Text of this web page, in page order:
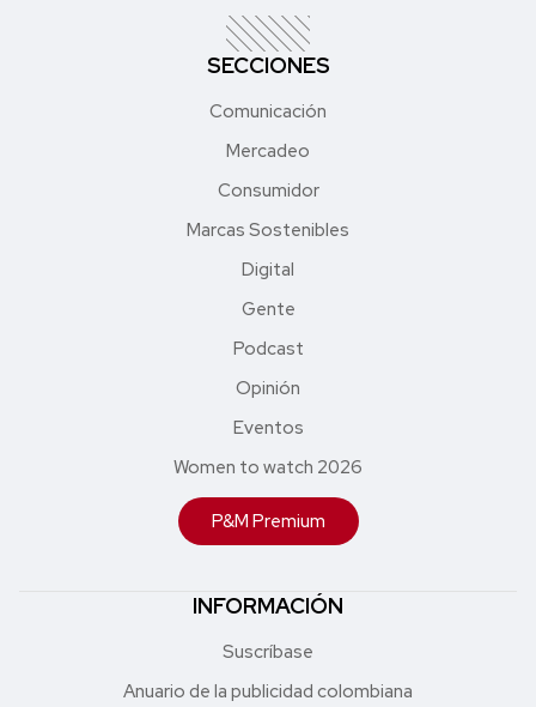
SECCIONES
Comunicación
Mercadeo
Consumidor
Marcas Sostenibles
Digital
Gente
Podcast
Opinión
Eventos
Women to watch 2026
P&M Premium
INFORMACIÓN
Suscríbase
Anuario de la publicidad colombiana